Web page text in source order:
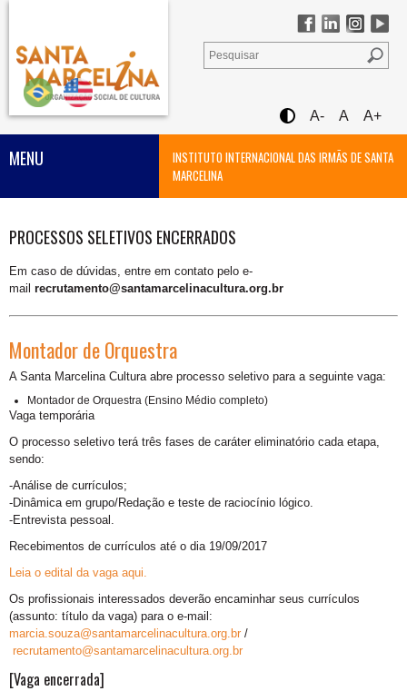
A- A A+
INSTITUTO INTERNACIONAL DAS IRMÃS DE SANTA
MARCELINA
MENU
PROCESSOS SELETIVOS ENCERRADOS
Em caso de dúvidas, entre em contato pelo e-
mail recrutamento@santamarcelinacultura.org.br
Montador de Orquestra
A Santa Marcelina Cultura abre processo seletivo para a seguinte vaga:
Montador de Orquestra (Ensino Médio completo)
Vaga temporária
O processo seletivo terá três fases de caráter eliminatório cada etapa,
sendo:
-Análise de currículos;
-Dinâmica em grupo/Redação e teste de raciocínio lógico.
-Entrevista pessoal.
Recebimentos de currículos até o dia 19/09/2017
Leia o edital da vaga aqui.
Os profissionais interessados deverão encaminhar seus currículos
(assunto: título da vaga) para o e-mail:
marcia.souza@santamarcelinacultura.org.br /
recrutamento@santamarcelinacultura.org.br
[Vaga encerrada]